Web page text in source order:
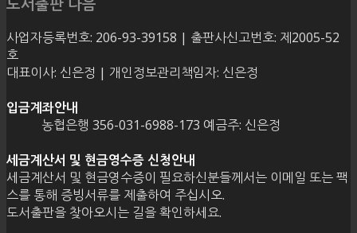
사업자등록번호: 206-93-39158 | 출판사신고번호: 제2005-52
호
대표이사: 신은정 | 개인정보관리책임자: 신은정
입금계좌안내
농협은행 356-031-6988-173 예금주: 신은정
세금계산서 및 현금영수증 신청안내
세금계산서 및 현금영수증이 필요하신분들께서는 이메일 또는 팩
스를 통해 증빙서류를 제출하여 주십시오.
도서출판을 찾아오시는 길을 확인하세요.